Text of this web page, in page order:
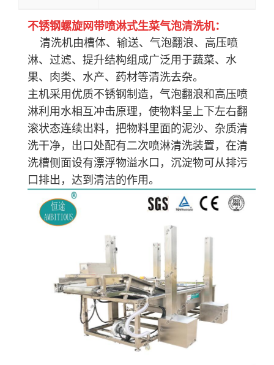
不锈钢螺旋网带喷淋式生菜气泡清洗机：
清洗机由槽体、输送、气泡翻浪、高压喷
淋、过滤、提升结构组成广泛用于蔬菜、水
果、肉类、水产、药材等清洗去杂。
主机采用优质不锈钢制造 ， 气泡翻浪和高压喷
淋利用水相互冲击原理， 使物料呈 上下左右翻
滚状态连续出料， 把物料里面的泥沙、 杂质清
洗干净，出口处配有二次喷淋清洗装置， 在清
洗槽侧面设有漂浮物溢水口，沉淀物可从排污
口排出，达到 清洁的作用。